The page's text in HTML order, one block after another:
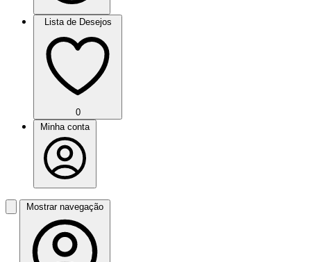
Lista de Desejos
0
Minha conta
Mostrar navegação